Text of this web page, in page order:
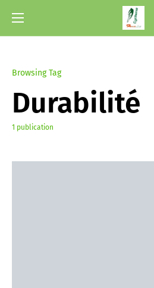
Browsing Tag
Durabilité
1 publication